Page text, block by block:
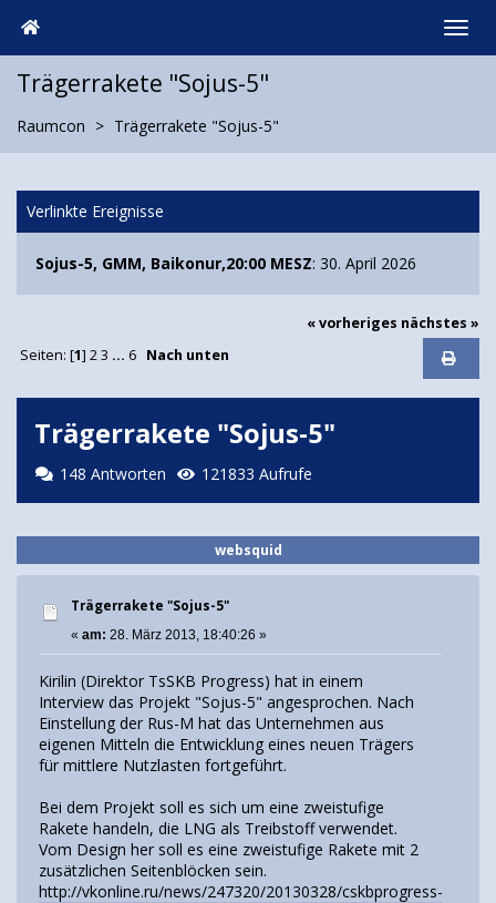
Trägerrakete "Sojus-5"
Raumcon Trägerrakete "Sojus-5"
Verlinkte Ereignisse
Sojus-5, GMM, Baikonur,20:00 MESZ: 30. April 2026
« vorheriges nächstes »
Seiten: [1] 2 3 ... 6 Nach unten
Trägerrakete "Sojus-5"
148 Antworten 121833 Aufrufe
websquid
Trägerrakete "Sojus-5"
« am: 28. März 2013, 18:40:26 »
Kirilin (Direktor TsSKB Progress) hat in einem
Interview das Projekt "Sojus-5" angesprochen. Nach
Einstellung der Rus-M hat das Unternehmen aus
eigenen Mitteln die Entwicklung eines neuen Trägers
für mittlere Nutzlasten fortgeführt.
Bei dem Projekt soll es sich um eine zweistufige
Rakete handeln, die LNG als Treibstoff verwendet.
Vom Design her soll es eine zweistufige Rakete mit 2
zusätzlichen Seitenblöcken sein.
http://vkonline.ru/news/247320/20130328/cskbprogress-